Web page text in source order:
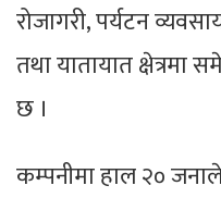
रोजागरी, पर्यटन
तथा यातायात क्षेत्रमा
छ ।
कम्पनीमा हाल २० जनाले